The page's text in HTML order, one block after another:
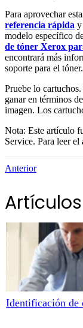
Para aprovechar
referencia rápida y
modelo específico
de tóner Xerox
encontrará más
soporte para el tóner.
Pruebe lo
ganar en términos
imagen. Los
Nota: Este artículo
Service. Para leer
Anterior
Identificación de